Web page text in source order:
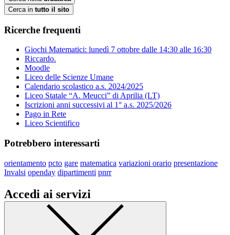
Cerca in tutto il sito
Ricerche frequenti
Giochi Matematici: lunedì 7 ottobre dalle 14:30 alle 16:30
Riccardo.
Moodle
Liceo delle Scienze Umane
Calendario scolastico a.s. 2024/2025
Liceo Statale “A. Meucci” di Aprilia (LT)
Iscrizioni anni successivi al 1° a.s. 2025/2026
Pago in Rete
Liceo Scientifico
Potrebbero interessarti
orientamento pcto gare matematica variazioni orario presentazione
Invalsi openday dipartimenti pnrr
Accedi ai servizi